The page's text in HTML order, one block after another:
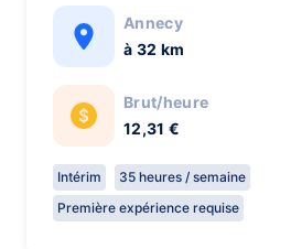
Annecy
à 32 km
Brut/heure
12,31 €
Intérim
35 heures / semaine
Première expérience requise